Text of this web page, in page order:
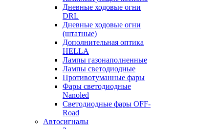
Дневные ходовые огни
DRL
Дневные ходовые огни
(штатные)
Дополнительная оптика
HELLA
Лампы газонаполненные
Лампы светодиодные
Противотуманные фары
Фары светодиодные
Nanoled
Светодиодные фары OFF-
Road
Автосигналы